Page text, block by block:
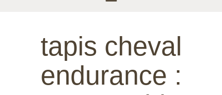
tapis cheval
endurance :